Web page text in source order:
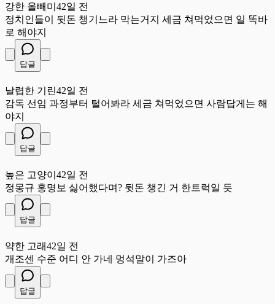
강한 올빼미 42일 전
정치인들이 뒷돈 챙기느라 막는거지 세금 쳐먹었으면 일 똑바
로 해야지
답글
날렵한 기린42일 전
감독 선임 과정부터 털어봐라 세금 쳐먹었으면 사람답게는 해
야지
답글
높은 고양이 42일 전
정몽규 홍명보 싫어했다며? 뒷돈 챙긴 거 한트럭일 듯
답글
약한 고래42일 전
개조센 수준 어디 안 가네 멍석말이 가즈아
답글